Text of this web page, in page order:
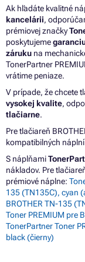
Ak hľadáte kvalitné
kancelárii,
prémiovej značky
poskytujeme
záruku na
TonerPartner
vrátime peniaze.
V prípade, že chcete
vysokej kvalite,
tlačiarne.
Pre tlačiareň
kompatibilných
S náplňami
nákladov. Pre
prémiové náplne:
135 (TN135C), cyan
BROTHER TN-135
Toner PREMIUM pre
TonerPartner Toner
black (čierny)